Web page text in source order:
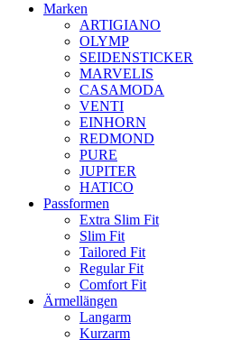
Marken
ARTIGIANO
OLYMP
SEIDENSTICKER
MARVELIS
CASAMODA
VENTI
EINHORN
REDMOND
PURE
JUPITER
HATICO
Passformen
Extra Slim Fit
Slim Fit
Tailored Fit
Regular Fit
Comfort Fit
Ärmellängen
Langarm
Kurzarm